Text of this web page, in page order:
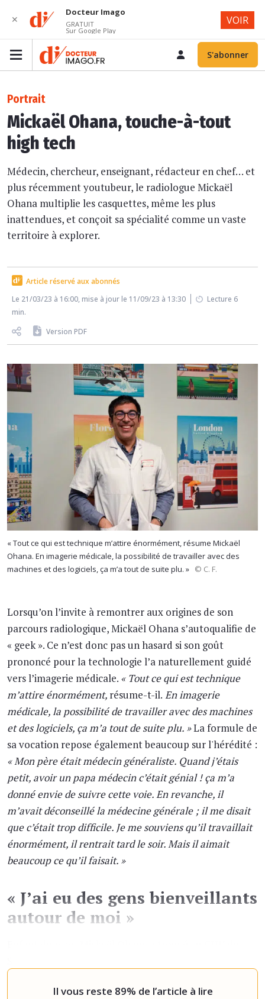
S'abonner
Portrait
Mickaël Ohana, touche-à-tout
high tech
Médecin, chercheur, enseignant, rédacteur en chef… et
plus récemment youtubeur, le radiologue Mickaël
Ohana multiplie les casquettes, même les plus
inattendues, et conçoit sa spécialité comme un vaste
territoire à explorer.
Article réservé aux abonnés
Le 21/03/23 à 16:00, mise à jour le 11/09/23 à 13:30
Lecture 6
min.
Version PDF
« Tout ce qui est technique m’attire énormément, résume Mickaël
Ohana. En imagerie médicale, la possibilité de travailler avec des
machines et des logiciels, ça m’a tout de suite plu. » © C. F.
Lorsqu’on l’invite à remontrer aux origines de son
parcours radiologique, Mickaël Ohana s’autoqualifie de
« geek ». Ce n’est donc pas un hasard si son goût
prononcé pour la technologie l’a naturellement guidé
vers l’imagerie médicale. « Tout ce qui est technique
m’attire énormément, résume-t-il. En imagerie
médicale, la possibilité de travailler avec des machines
et des logiciels, ça m’a tout de suite plu. »La formule de
sa vocation repose également beaucoup sur l'hérédité :
« Mon père était médecin généraliste. Quand j’étais
petit, avoir un papa médecin c’était génial ! ça m’a
donné envie de suivre cette voie. En revanche, il
m’avait déconseillé la médecine générale ; il me disait
que c’était trop difficile. Je me souviens qu’il travaillait
énormément, il rentrait tard le soir. Mais il aimait
beaucoup ce qu’il faisait. »
« J’ai eu des gens bienveillants
autour de moi »
Il vous reste 89% de l’article à lire
✕
Docteur Imago
GRATUIT
Sur Google Play
VOIR